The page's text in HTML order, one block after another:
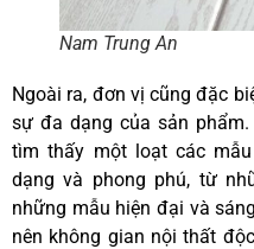
Nam Trung An
Ngoài ra, đơn vị cũng đặc
sự đa dạng của sản
tìm thấy một loạt các
dạng và phong phú, từ
những mẫu hiện đại và
nên không gian nội thất